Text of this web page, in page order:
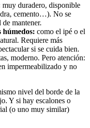
muy duradero, disponible
cemento…). No se
mantener.
como el ipé o el
Requiere más
si se cuida bien.
moderno. Pero atención:
impermeabilizado y no
nivel del borde de la
Y si hay escalones o
(o uno muy similar)